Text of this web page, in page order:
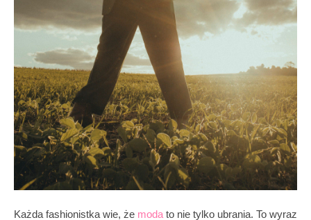
Każda fashionistka wie, że moda to nie tylko ubrania. To wyraz